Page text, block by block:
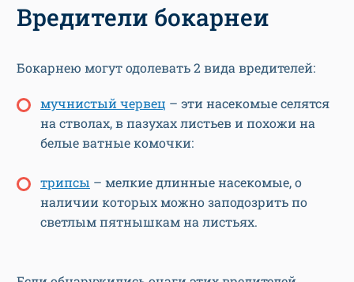
Вредители бокарнеи
Бокарнею могут одолевать 2 вида вредителей:
мучнистый червец – эти насекомые селятся
на стволах, в пазухах листьев и похожи на
белые ватные комочки:
трипсы – мелкие длинные насекомые, о
наличии которых можно заподозрить по
светлым пятнышкам на листьях.